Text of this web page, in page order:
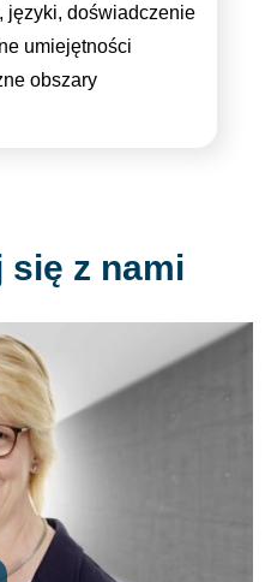
języki, doświadczenie
umiejętności
obszary
z nami